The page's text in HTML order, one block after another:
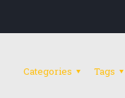
Categories Tags